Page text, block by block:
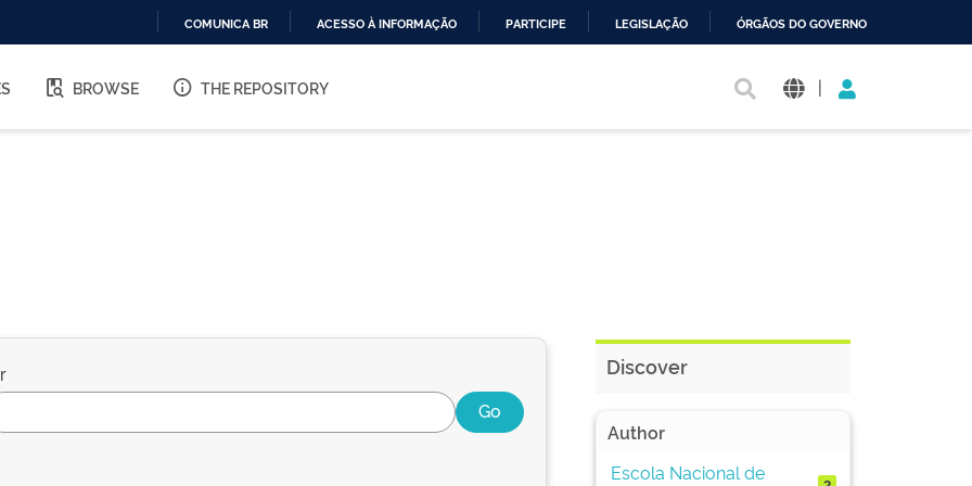
O
COMUNICA BR ACESSO À INFORMAÇÃO PARTICIPE LEGISLAÇÃO ÓRGÃOS DO GOVERNO
BROWSE THE REPOSITORY |
Discover
Author
Escola Nacional de